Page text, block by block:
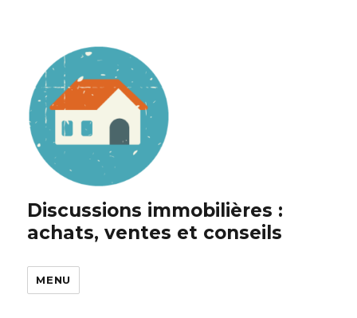
Discussions immobilières :
achats, ventes et conseils
MENU